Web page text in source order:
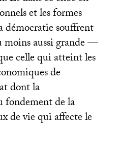
et les formes
souffrent
moins aussi grande —
celle qui atteint les
de
dont la
fondement de la
de vie qui affecte le